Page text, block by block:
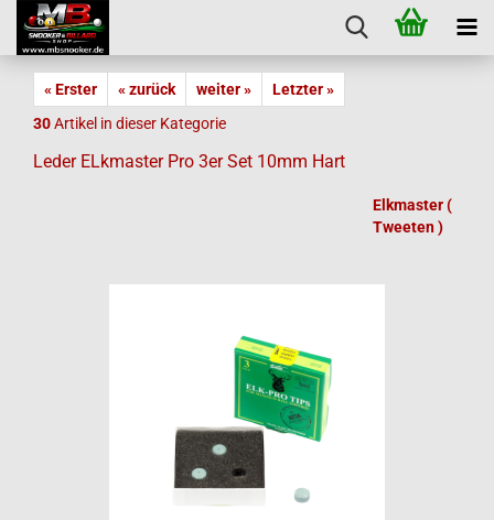
« Erster « zurück weiter »
Letzter »
30Artikel in dieser Kategorie
Leder ELkmaster Pro 3er Set 10mm Hart
Elkmaster (
Tweeten )